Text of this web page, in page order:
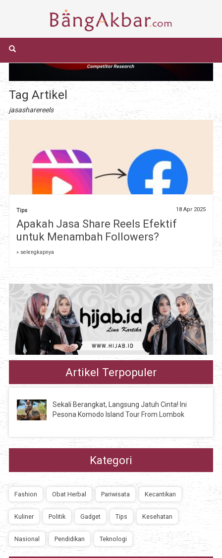
Tag Artikel
jasasharereels
Tips 18 Apr 2025
Apakah Jasa Share Reels Efektif
untuk Menambah Followers?
» selengkapnya
Artikel Terpopuler
Sekali Berangkat, Langsung Jatuh Cinta! Ini
Pesona Komodo Island Tour From Lombok
Kategori
Fashion Obat Herbal Pariwisata Kecantikan
Kuliner Politik Gadget Tips Kesehatan
Nasional Pendidikan Teknologi